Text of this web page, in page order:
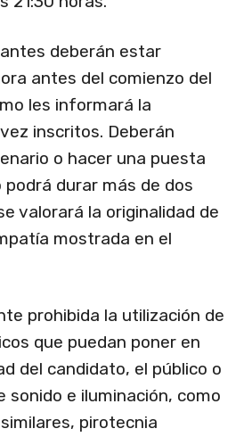
deberán estar
antes del comienzo del
les informará la
inscritos. Deberán
o hacer una puesta
podrá durar más de dos
valorará la originalidad de
mostrada en el
prohibida la utilización de
que puedan poner en
del candidato, el público o
sonido e iluminación, como
pirotecnia